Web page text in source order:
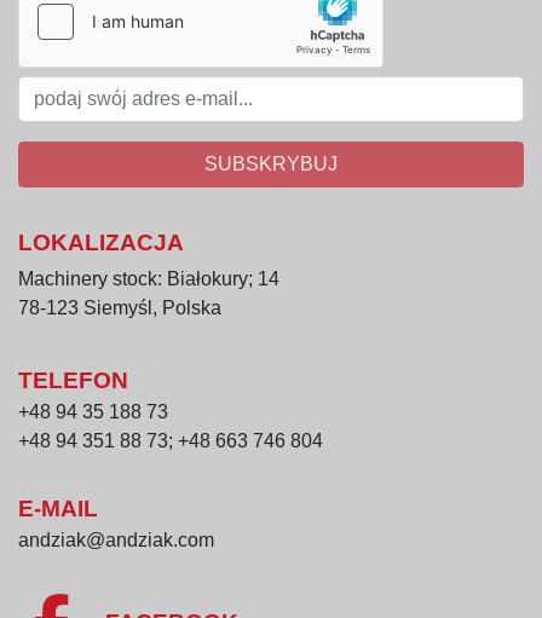
SUBSKRYBUJ
LOKALIZACJA
Machinery stock: Białokury; 14
78-123 Siemyśl, Polska
TELEFON
+48 94 35 188 73
+48 94 351 88 73; +48 663 746 804
E-MAIL
andziak@andziak.com